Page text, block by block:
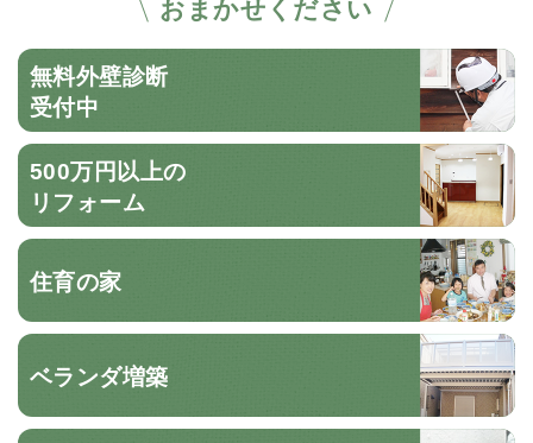
おまかせください
無料外壁診断
受付中
500万円以上の
リフォーム
住育の家
ベランダ増築